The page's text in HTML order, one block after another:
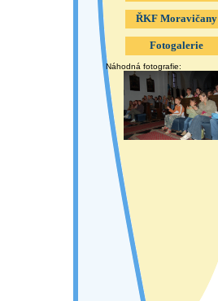
ŘKF Moravičany
Fotogalerie
Náhodná fotografie: